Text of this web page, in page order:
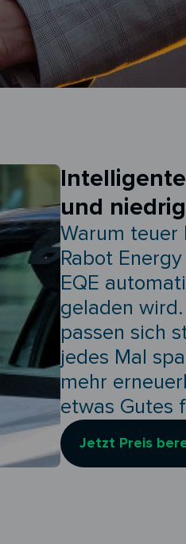
und
Warum teuer
Rabot
EQE
geladen
passen sich
jedes Mal
mehr
etwas Gutes
Jetzt Preis